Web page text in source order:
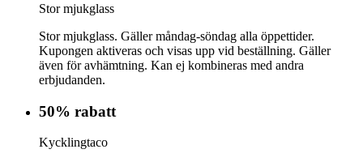
Stor mjukglass
Stor mjukglass. Gäller måndag-söndag alla öppettider.
Kupongen aktiveras och visas upp vid beställning. Gäller
även för avhämtning. Kan ej kombineras med andra
erbjudanden.
50% rabatt
Kycklingtaco